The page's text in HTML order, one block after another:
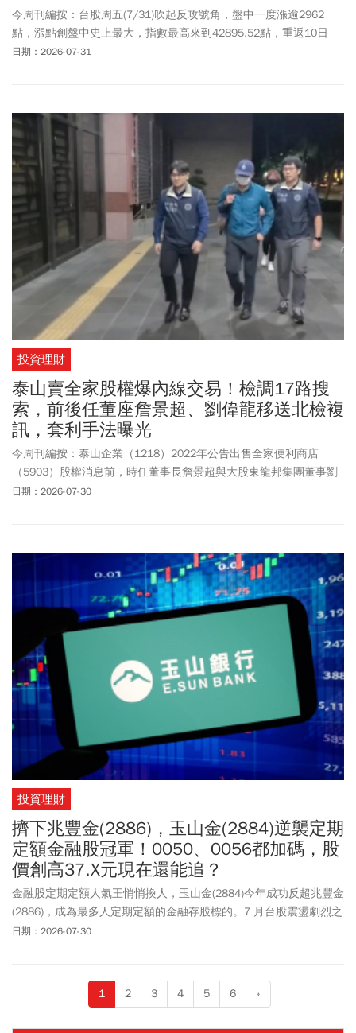
今周刊編按：台股周五(7/31)吹起反攻號角，盤中一度漲逾2962
點，漲點創盤中史上最大，指數最高來到42895.52點，重返10日
線，台股上市櫃高達120家股價漲停，「ABF三雄」欣興(3037)、景
示，受惠ABF漲價和擴廠效應，高階載板需求趨勢向上不變，毛利率
有望上看60%，皆維持買進或增持，元大目標價上修5%至1010元，
富邦維持1100元，凱基上修18%至1175元，也就是上檔還有5成空
間可期。
日期：2026-07-31
投資理財
泰山賣全家股權爆內線交易！檢調17路搜
索，前後任董座詹景超、劉偉龍移送北檢複
訊，套利手法曝光
今周刊編按：泰山企業（1218）2022年公告出售全家便利商店
（5903）股權消息前，時任董事長詹景超與大股東龍邦集團董事劉
偉龍為爭奪經營權，涉嫌利用內線消息大舉買賣持股。台北地檢署
日期：2026-07-30
投資理財
擠下兆豐金(2886)，玉山金(2884)逆襲定期
定額金融股冠軍！0050、0056都加碼，股
價創高37.X元現在還能追？
金融股定期定額人氣王悄悄換人，玉山金(2884)今年成功反超兆豐金
(2886)，成為最多人定期定額的金融存股標的。7 月台股震盪劇烈之
際，玉山金卻逆勢創歷史新高，外資大買、大戶籌碼集中，散戶反
日期：2026-07-30
1 2 3 4 5 6 »